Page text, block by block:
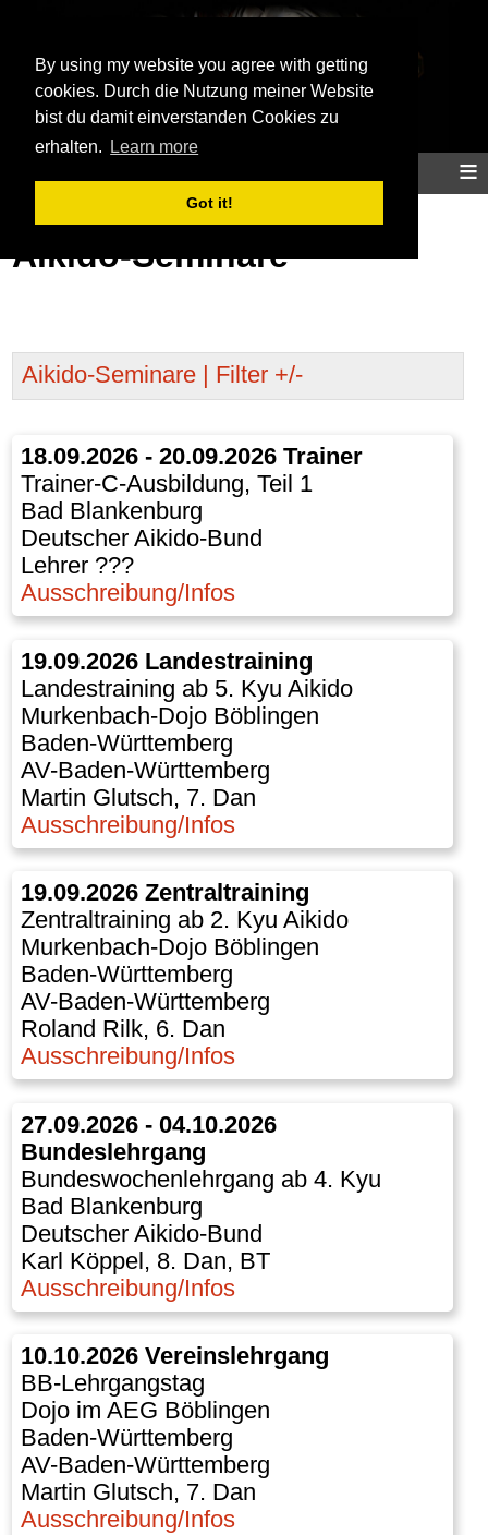
By using my website you agree with getting
cookies. Durch die Nutzung meiner Website
bist du damit einverstanden Cookies zu
erhalten.
Learn more
Got it!
Aikidoinfo
≡
Aikido-Seminare
Aikido-Seminare | Filter +/-
18.09.2026 - 20.09.2026 Trainer
Trainer-C-Ausbildung, Teil 1
Bad Blankenburg
Deutscher Aikido-Bund
Lehrer ???
Ausschreibung/Infos
19.09.2026 Landestraining
Landestraining ab 5. Kyu Aikido
Murkenbach-Dojo Böblingen
Baden-Württemberg
AV-Baden-Württemberg
Martin Glutsch, 7. Dan
Ausschreibung/Infos
19.09.2026 Zentraltraining
Zentraltraining ab 2. Kyu Aikido
Murkenbach-Dojo Böblingen
Baden-Württemberg
AV-Baden-Württemberg
Roland Rilk, 6. Dan
Ausschreibung/Infos
27.09.2026 - 04.10.2026
Bundeslehrgang
Bundeswochenlehrgang ab 4. Kyu
Bad Blankenburg
Deutscher Aikido-Bund
Karl Köppel, 8. Dan, BT
Ausschreibung/Infos
10.10.2026 Vereinslehrgang
BB-Lehrgangstag
Dojo im AEG Böblingen
Baden-Württemberg
AV-Baden-Württemberg
Martin Glutsch, 7. Dan
Ausschreibung/Infos